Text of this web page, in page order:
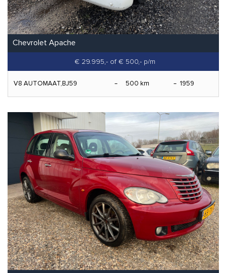
Chevrolet Apache
€ 29.995,- of € 500,- p/m
V8 AUTOMAAT,BJ59 500 km 1959